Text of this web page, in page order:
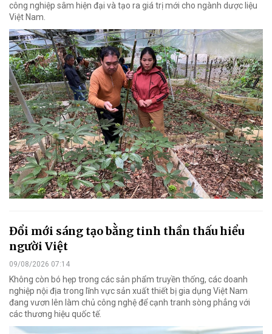
công nghiệp sâm hiện đại và tạo ra giá trị mới cho ngành dược liệu
Việt Nam.
Đổi mới sáng tạo bằng tinh thần thấu hiểu
người Việt
09/08/2026 07:14
Không còn bó hẹp trong các sản phẩm truyền thống, các doanh
nghiệp nội địa trong lĩnh vực sản xuất thiết bị gia dụng Việt Nam
đang vươn lên làm chủ công nghệ để cạnh tranh sòng phẳng với
các thương hiệu quốc tế.